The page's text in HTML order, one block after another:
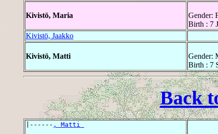
Kivistö, Maria
Gender:
Birth : 7
Kivistö, Jaakko
Kivistö, Matti
Gender:
Birth : 7
Back
|------ , Matti